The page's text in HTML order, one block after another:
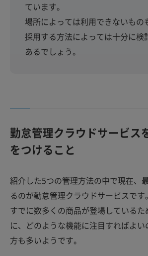
ています。
場所によっては利用できないもの
採用する方法によっては十分に検
あるでしょう。
勤怠管理クラウドサービス
をつけること
紹介した5つの管理方法の中で現在、
るのが勤怠管理クラウドサービスです。
すでに数多くの商品が登場している
に、どのような機能に注目すればよい
方も多いようです。